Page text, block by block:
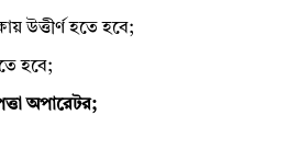
উত্তীর্ণ হতে হবে;
হবে;
অপারেটর;